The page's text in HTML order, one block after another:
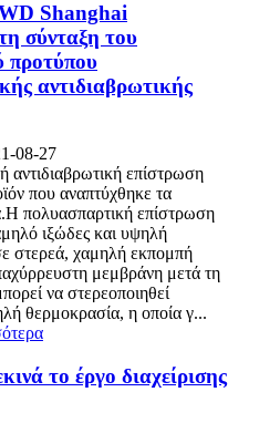
Shanghai
σύνταξη του
προτύπου
αντιδιαβρωτικής
08-27
αντιδιαβρωτική επίστρωση
που αναπτύχθηκε τα
πολυασπαρτική επίστρωση
ιξώδες και υψηλή
στερεά, χαμηλή εκπομπή
μεμβράνη μετά τη
να στερεοποιηθεί
θερμοκρασία, η οποία γ...
το έργο διαχείρισης